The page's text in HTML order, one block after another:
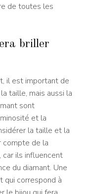
de toutes les
briller
il est important de
taille, mais aussi la
sont
et la
la taille et la
compte de la
ils influencent
du diamant. Une
qui correspond à